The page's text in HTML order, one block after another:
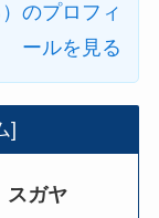
のプロフィ
ールを見る
]
スガヤ